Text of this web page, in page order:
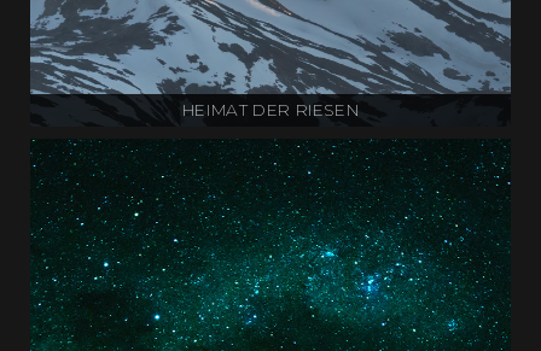
HEIMAT DER RIESEN